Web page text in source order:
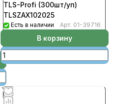
TLS-Profi (300шт/уп)
TLSZAX102025
Есть в наличии Арт. 01-39716
В корзину